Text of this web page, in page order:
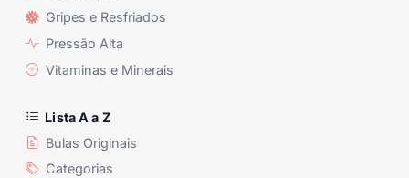
Gripes e Resfriados
Pressão Alta
Vitaminas e Minerais
Lista A a Z
Bulas Originais
Categorias